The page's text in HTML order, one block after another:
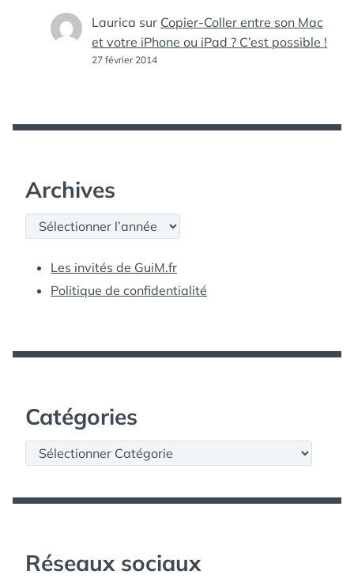
Laurica sur Copier-Coller entre son Mac
et votre iPhone ou iPad ? C’est possible !
27 février 2014
Archives
Archives
Les invités de GuiM.fr
Politique de confidentialité
Catégories
Catégories
Réseaux sociaux